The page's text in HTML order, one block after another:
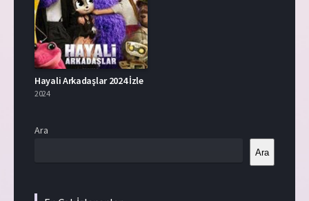
Hayali Arkadaşlar 2024 İzle
2024
Ara
Ara